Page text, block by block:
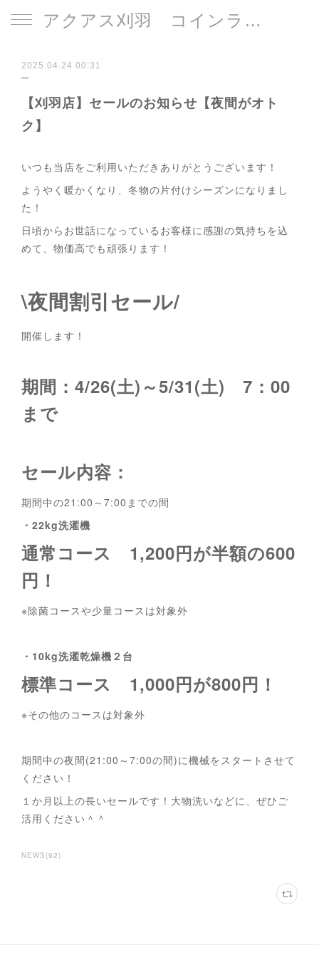
アクアス刈羽 コインランドリー
2025.04.24 00:31
【刈羽店】セールのお知らせ【夜間がオト
ク】
いつも当店をご利用いただきありがとうございます！
ようやく暖かくなり、冬物の片付けシーズンになりまし
た！
日頃からお世話になっているお客様に感謝の気持ちを込
めて、物価高でも頑張ります！
\夜間割引セール/
開催します！
期間：4/26(土)～5/31(土) 7：00
まで
セール内容：
期間中の21:00～7:00までの間
・22kg洗濯機
通常コース 1,200円が半額の600
円！
※除菌コースや少量コースは対象外
・10kg洗濯乾燥機２台
標準コース 1,000円が800円！
※その他のコースは対象外
期間中の夜間(21:00～7:00の間)に機械をスタートさせて
ください！
１か月以上の長いセールです！大物洗いなどに、ぜひご
活用ください＾＾
NEWS (92)